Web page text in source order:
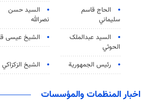
الحاج قاسم
سليماني
السيد حسن
نصرالله
السید عبدالملک
الحوثي
الشيخ عيسى
رئيس الجمهورية الشيخ الزكزاكي
اخبار المنظمات والمؤسسات